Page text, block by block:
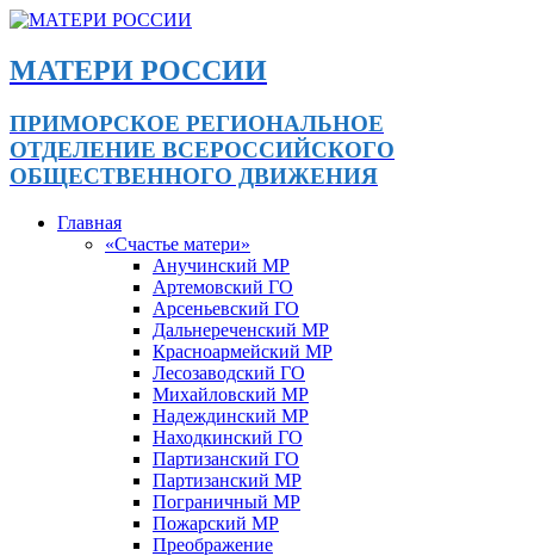
МАТЕРИ РОССИИ
ПРИМОРСКОЕ РЕГИОНАЛЬНОЕ
ОТДЕЛЕНИЕ ВСЕРОССИЙСКОГО
ОБЩЕСТВЕННОГО ДВИЖЕНИЯ
Главная
«Счастье матери»
Анучинский МР
Артемовский ГО
Арсеньевский ГО
Дальнереченский МР
Красноармейский МР
Лесозаводский ГО
Михайловский МР
Надеждинский МР
Находкинский ГО
Партизанский ГО
Партизанский МР
Пограничный МР
Пожарский МР
Преображение